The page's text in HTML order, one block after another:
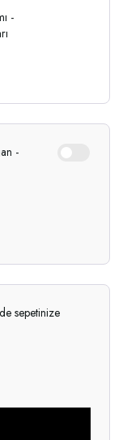
-
-
sepetinize